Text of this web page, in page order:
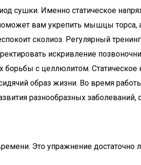
сушки. Именно статическое
вам укрепить мышцы торса,
сколиоз. Регулярный
искривление
с целлюлитом. Статическое
образ жизни. Во время
разнообразных
Это упражнение